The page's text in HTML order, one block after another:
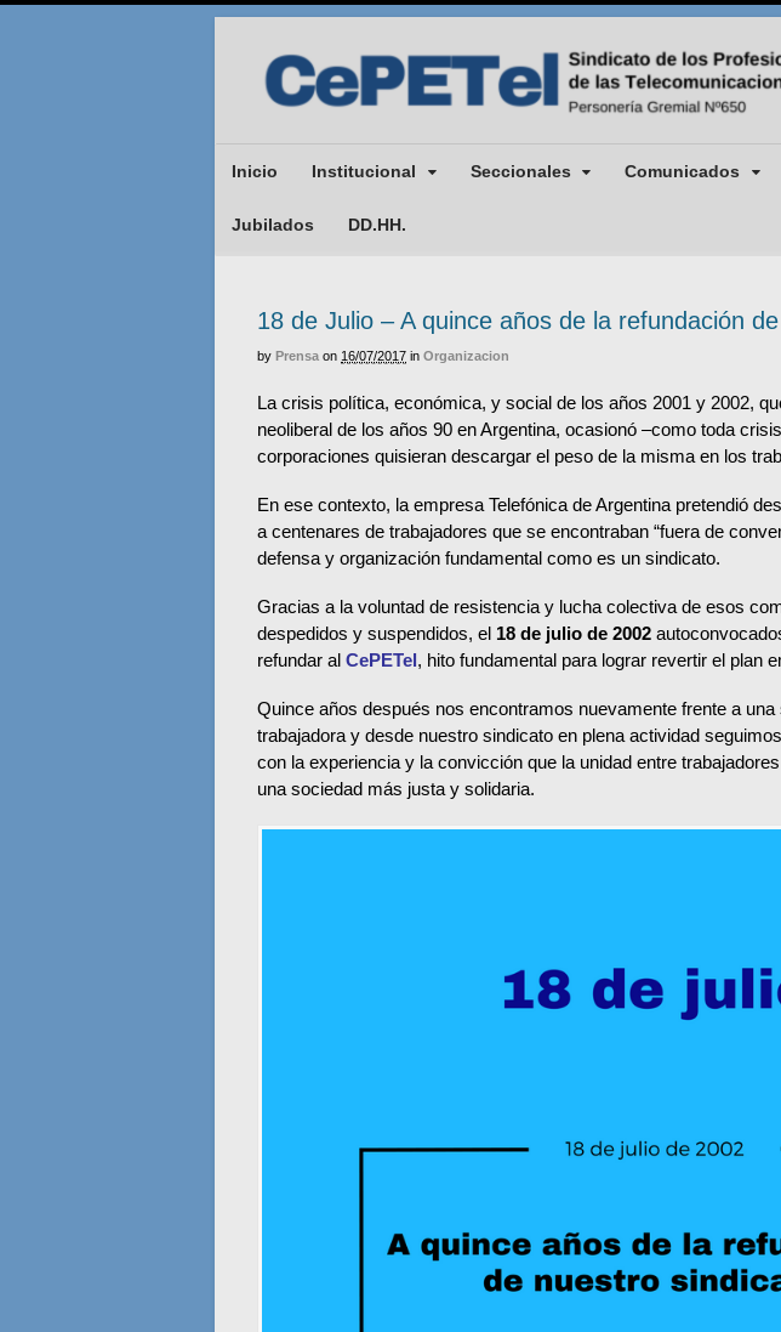
Inicio Institucional Seccionales Comunicados
Jubilados DD.HH.
18 de Julio – A quince años de la refundación
by Prensa on 16/07/2017 in Organizacion
La crisis política, económica, y social de los años 2001 y 2002,
neoliberal de los años 90 en Argentina, ocasionó –como toda
corporaciones quisieran descargar el peso de la misma en los
En ese contexto, la empresa Telefónica de Argentina pretendió
a centenares de trabajadores que se encontraban “fuera de
defensa y organización fundamental como es un sindicato.
Gracias a la voluntad de resistencia y lucha colectiva de esos
despedidos y suspendidos, el 18 de julio de 2002
refundar al CePETel, hito fundamental para lograr revertir el plan
Quince años después nos encontramos nuevamente frente a
trabajadora y desde nuestro sindicato en plena actividad
con la experiencia y la convicción que la unidad entre
una sociedad más justa y solidaria.